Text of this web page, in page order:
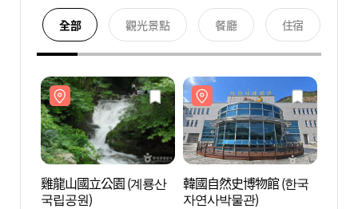
全部 觀光景點 餐廳 住宿
雞龍山國立公園 (계룡산
국립공원)
韓國自然史博物館 (한국
자연사박물관)